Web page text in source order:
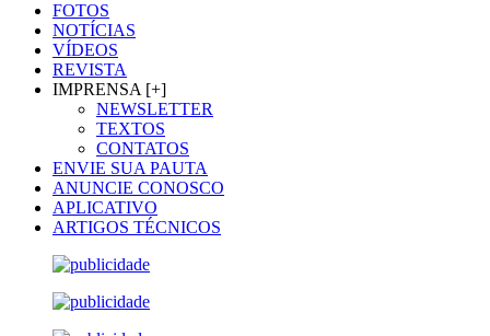
FOTOS
NOTÍCIAS
VÍDEOS
REVISTA
IMPRENSA [+]
NEWSLETTER
TEXTOS
CONTATOS
ENVIE SUA PAUTA
ANUNCIE CONOSCO
APLICATIVO
ARTIGOS TÉCNICOS